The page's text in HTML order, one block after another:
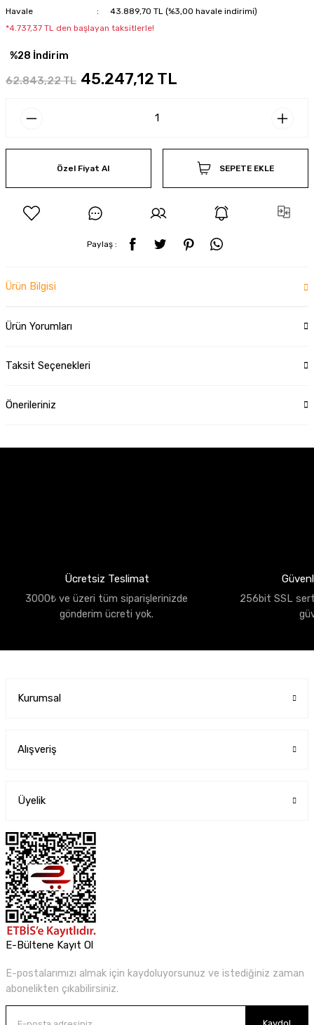
Havale
43.889,70 TL (%3,00 havale indirimi)
*4.737,37 TL den başlayan taksitlerle!
%28 İndirim
62.843,22 TL 45.247,12 TL
Özel Fiyat Al SEPETE EKLE
Paylaş :
Ürün Bilgisi
Ürün Yorumları
Taksit Seçenekleri
Önerileriniz
Ücretsiz Teslimat
3000₺ ve üzeri tüm siparişlerinizde
gönderim ücreti yok.
256bit SSL
Kurumsal
Alışveriş
Üyelik
E-Bültene Kayıt Ol
E-postalarımızı almak için kaydoluyorsunuz ve istediğiniz zaman
abonelikten çıkabilirsiniz.